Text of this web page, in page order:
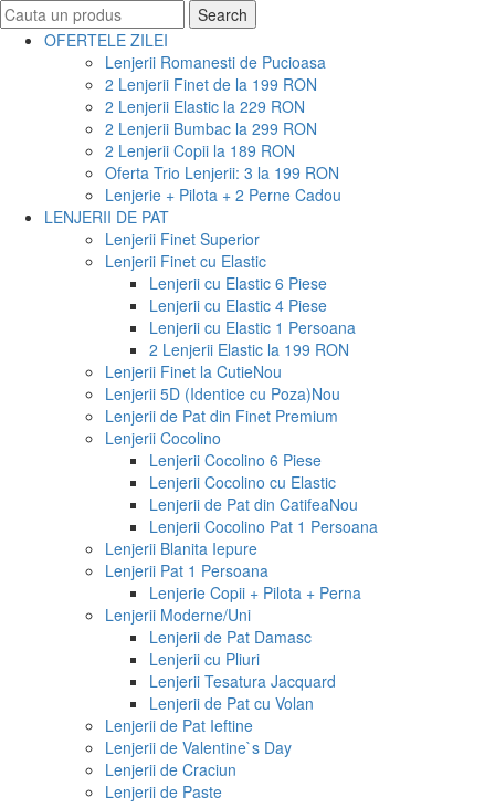
Search
for:
Search
OFERTELE ZILEI
Lenjerii Romanesti de Pucioasa
2 Lenjerii Finet de la 199 RON
2 Lenjerii Elastic la 229 RON
2 Lenjerii Bumbac la 299 RON
2 Lenjerii Copii la 189 RON
Oferta Trio Lenjerii: 3 la 199 RON
Lenjerie + Pilota + 2 Perne Cadou
LENJERII DE PAT
Lenjerii Finet Superior
Lenjerii Finet cu Elastic
Lenjerii cu Elastic 6 Piese
Lenjerii cu Elastic 4 Piese
Lenjerii cu Elastic 1 Persoana
2 Lenjerii Elastic la 199 RON
Lenjerii Finet la CutieNou
Lenjerii 5D (Identice cu Poza)Nou
Lenjerii de Pat din Finet Premium
Lenjerii Cocolino
Lenjerii Cocolino 6 Piese
Lenjerii Cocolino cu Elastic
Lenjerii de Pat din CatifeaNou
Lenjerii Cocolino Pat 1 Persoana
Lenjerii Blanita Iepure
Lenjerii Pat 1 Persoana
Lenjerie Copii + Pilota + Perna
Lenjerii Moderne/Uni
Lenjerii de Pat Damasc
Lenjerii cu Pliuri
Lenjerii Tesatura Jacquard
Lenjerii de Pat cu Volan
Lenjerii de Pat Ieftine
Lenjerii de Valentine`s Day
Lenjerii de Craciun
Lenjerii de Paste